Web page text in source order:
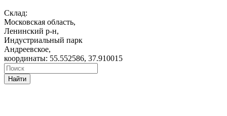
Склад:
Московская область,
Ленинский р-н,
Индустриальный парк
Андреевское,
координаты: 55.552586, 37.910015
Найти